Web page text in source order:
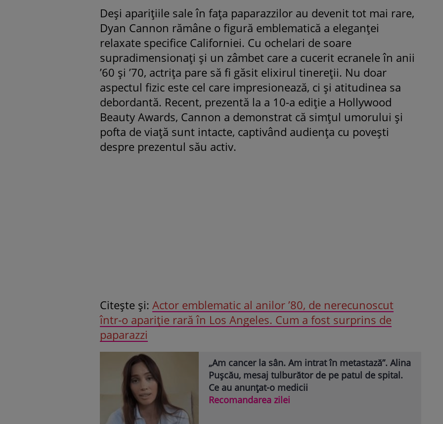
Deși aparițiile sale în fața paparazzilor au devenit tot mai rare,
Dyan Cannon rămâne o figură emblematică a eleganței
relaxate specifice Californiei. Cu ochelari de soare
supradimensionați și un zâmbet care a cucerit ecranele în anii
’60 și ’70, actrița pare să fi găsit elixirul tinereții. Nu doar
aspectul fizic este cel care impresionează, ci și atitudinea sa
debordantă. Recent, prezentă la a 10-a ediție a Hollywood
Beauty Awards, Cannon a demonstrat că simțul umorului și
pofta de viață sunt intacte, captivând audiența cu povești
despre prezentul său activ.
Citeşte şi: Actor emblematic al anilor ’80, de nerecunoscut
într‑o apariție rară în Los Angeles. Cum a fost surprins de
paparazzi
„Am cancer la sân. Am intrat în metastază”. Alina
Pușcău, mesaj tulburător de pe patul de spital.
Ce au anunțat-o medicii
Recomandarea zilei